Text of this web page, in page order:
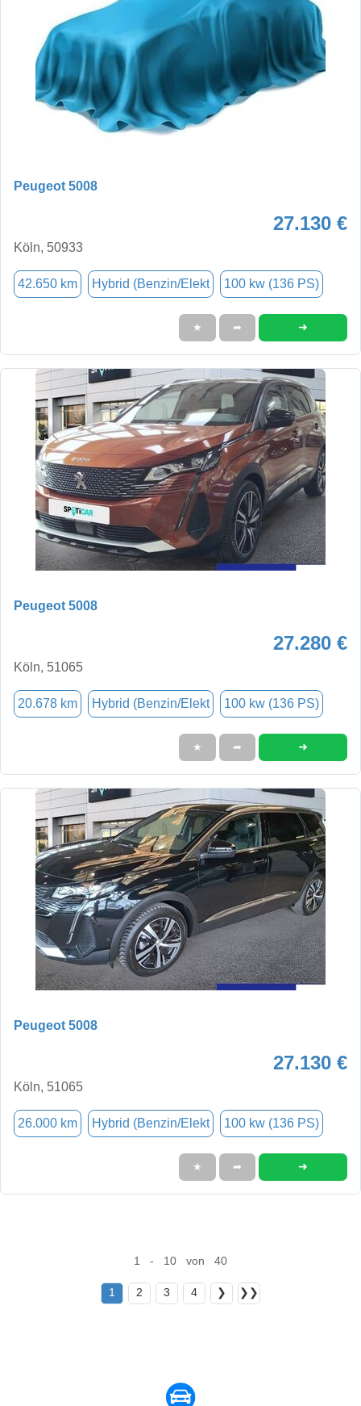
Peugeot 5008
27.130 €
Köln, 50933
42.650 km Hybrid (Benzin/Elekt 100 kw (136 PS)
★ ➦ ➜
Peugeot 5008
27.280 €
Köln, 51065
20.678 km Hybrid (Benzin/Elekt 100 kw (136 PS)
★ ➦ ➜
Peugeot 5008
27.130 €
Köln, 51065
26.000 km Hybrid (Benzin/Elekt 100 kw (136 PS)
★ ➦ ➜
1 - 10 von 40
1 2 3 4 ❯ ❯❯